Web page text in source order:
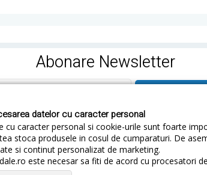
datelor cu caracter personal
caracter personal si cookie-urile sunt foarte
stoca produsele in cosul de cumparaturi. De
si continut personalizat de marketing.
este necesar sa fiti de acord cu procesatori
Abonare Newsletter
Termeni si Conditii Confidentialitate